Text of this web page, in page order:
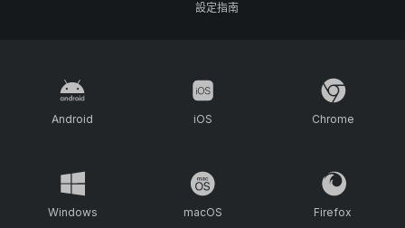
設定指南
Android iOS Chrome
Windows macOS Firefox